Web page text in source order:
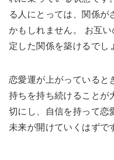
る人にとっては、関係が
かもしれません。 お互
定した関係を築けるでし
恋愛運が上がっていると
持ちを持ち続けることが
切にし、自信を持って恋
未来が開けていくはずで